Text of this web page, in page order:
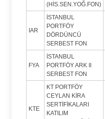
(HİS.SEN.YOĞ.FON)
IAR
İSTANBUL
PORTFÖY
DÖRDÜNCÜ
SERBEST FON
FYA
İSTANBUL
PORTFÖY ARK II
SERBEST FON
KTE
KT PORTFÖY
CEYLAN KİRA
SERTİFİKALARI
KATILIM